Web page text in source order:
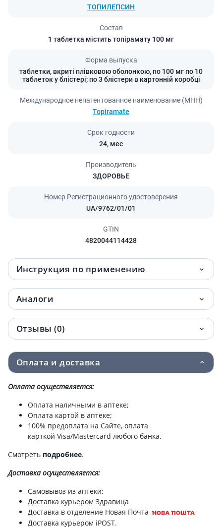
ТОПИЛЕПСИН
Состав
1 таблетка містить топірамату 100 мг
Форма выпуска
таблетки, вкриті плівковою оболонкою, по 100 мг по 10
таблеток у блістері; по 3 блістери в картонній коробці
Международное непатентованное наименование (МНН)
Topiramate
Срок годности
24, мес
Производитель
ЗДОРОВЬЕ
Номер Регистрационного удостоверения
UA/9762/01/01
GTIN
4820044114428
Инструкция по применению
Аналоги
Отзывы (0)
Оплата и доставка
Оплата осуществляется:
Оплата наличными в аптеке;
Оплата картой в аптеке;
100% предоплата на Сайте, оплата
карткой Visa/Mastercard любого банка.
Смотреть подробнее.
Доставкаосуществляется:
Самовывоз из аптеки;
Доставка курьером Здравица
Доставка в отделение Новая Почта
Доставка курьером iPOST.